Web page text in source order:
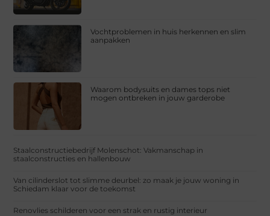
Vochtproblemen in huis herkennen en slim
aanpakken
Waarom bodysuits en dames tops niet
mogen ontbreken in jouw garderobe
Staalconstructiebedrijf Molenschot: Vakmanschap in
staalconstructies en hallenbouw
Van cilinderslot tot slimme deurbel: zo maak je jouw woning in
Schiedam klaar voor de toekomst
Renovlies schilderen voor een strak en rustig interieur